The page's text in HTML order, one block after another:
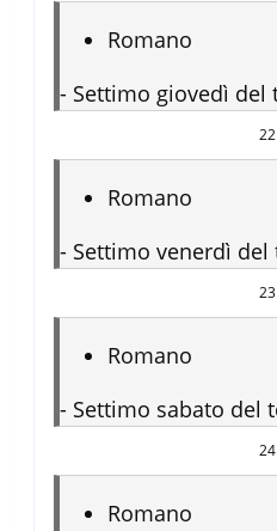
Romano
- Settimo giovedì del
22
Romano
- Settimo venerdì del
23
Romano
- Settimo sabato del
24
Romano